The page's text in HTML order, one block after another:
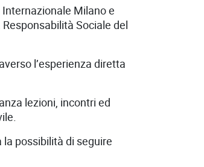
Internazionale Milanoe
Sociale del
l’esperienza diretta
lezioni, incontri ed
possibilità di seguire